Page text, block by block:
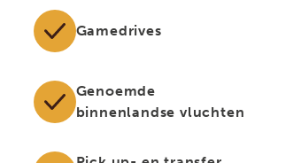
Gamedrives
Genoemde
binnenlandse vluchten